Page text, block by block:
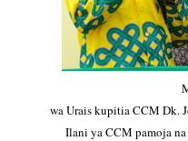
wa Urais kupitia CCM Dk.
Ilani ya CCM pamoja